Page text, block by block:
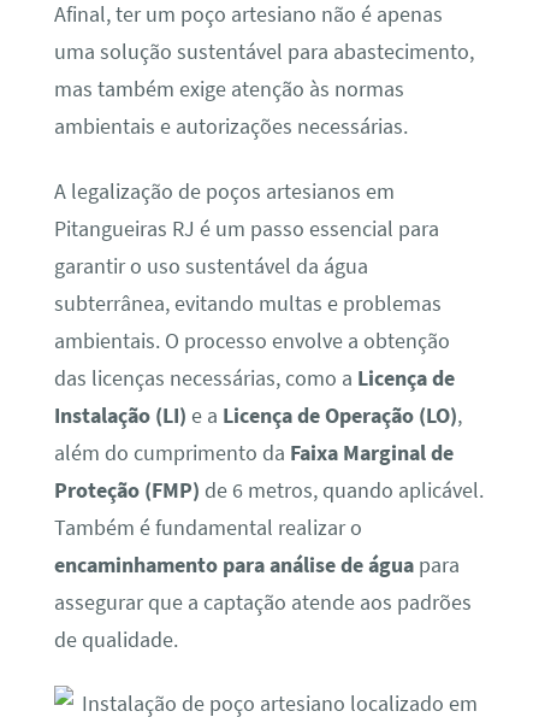
Afinal, ter um poço artesiano não é apenas
uma solução sustentável para abastecimento,
mas também exige atenção às normas
ambientais e autorizações necessárias.
A legalização de poços artesianos em
Pitangueiras RJ é um passo essencial para
garantir o uso sustentável da água
subterrânea, evitando multas e problemas
ambientais. O processo envolve a obtenção
das licenças necessárias, como a Licença de
Instalação (LI) e a Licença de Operação (LO),
além do cumprimento da Faixa Marginal de
Proteção (FMP) de 6 metros, quando aplicável.
Também é fundamental realizar o
encaminhamento para análise de águapara
assegurar que a captação atende aos padrões
de qualidade.